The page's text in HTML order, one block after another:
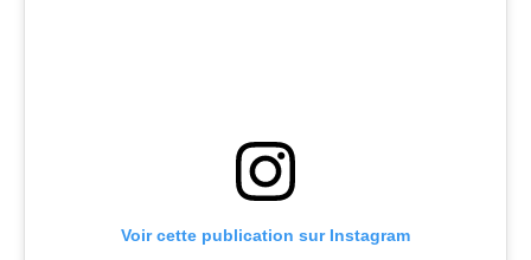
Voir cette publication sur Instagram